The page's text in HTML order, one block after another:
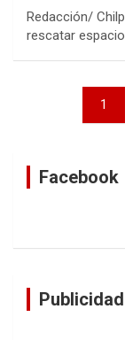
Redacción/
rescatar
Navegación
1
Facebook
Publicidad